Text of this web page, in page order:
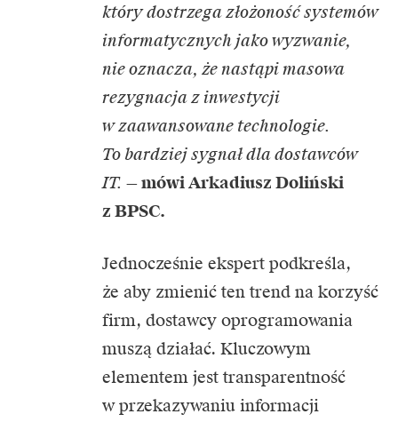
który dostrzega złożoność systemów
informatycznych jako wyzwanie,
nie oznacza, że nastąpi masowa
rezygnacja z inwestycji
w zaawansowane technologie.
To bardziej sygnał dla dostawców
IT. —mówi Arkadiusz Doliński
z BPSC.
Jednocześnie ekspert podkreśla,
że aby zmienić ten trend na korzyść
firm, dostawcy oprogramowania
muszą działać. Kluczowym
elementem jest transparentność
w przekazywaniu informacji